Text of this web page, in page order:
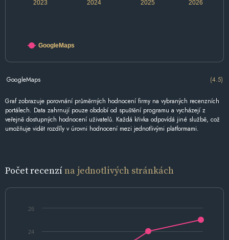
2024 2026
2023 2025
GoogleMaps
GoogleMaps (4.5)
Graf zobrazuje porovnání průměrných hodnocení firmy na vybraných recenzních
portálech. Data zahrnují pouze období od spuštění programu a vycházejí z
veřejně dostupných hodnocení uživatelů. Každá křivka odpovídá jiné službě, což
umožňuje vidět rozdíly v úrovni hodnocení mezi jednotlivými platformami.
Počet recenzína jednotlivých stránkách
24
26